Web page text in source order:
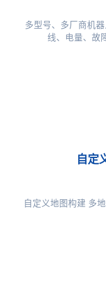
多型号、多厂商机
线、电量、故
自定
自定义地图构建 多